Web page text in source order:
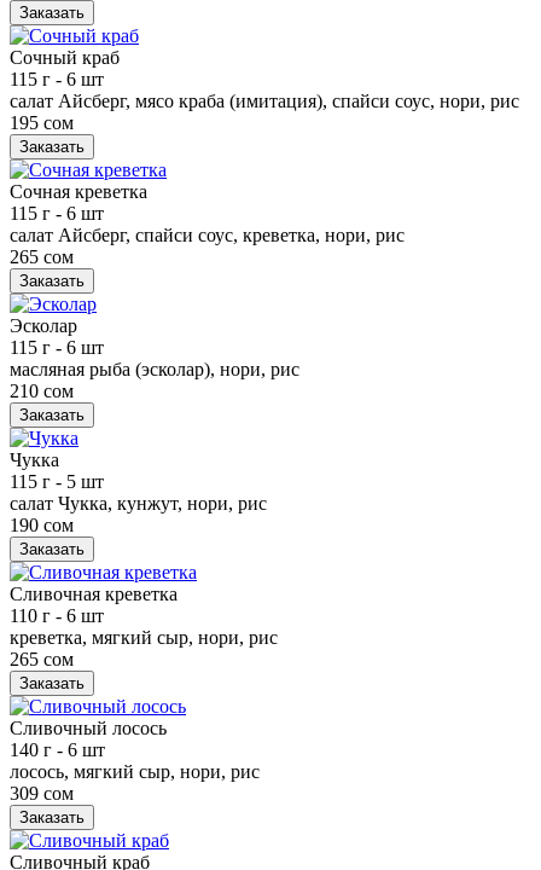
Заказать
Сочный краб
115 г - 6 шт
салат Айсберг, мясо краба (имитация), спайси соус, нори, рис
195 сом
Заказать
Сочная креветка
115 г - 6 шт
салат Айсберг, спайси соус, креветка, нори, рис
265 сом
Заказать
Эсколар
115 г - 6 шт
масляная рыба (эсколар), нори, рис
210 сом
Заказать
Чукка
115 г - 5 шт
салат Чукка, кунжут, нори, рис
190 сом
Заказать
Сливочная креветка
110 г - 6 шт
креветка, мягкий сыр, нори, рис
265 сом
Заказать
Сливочный лосось
140 г - 6 шт
лосось, мягкий сыр, нори, рис
309 сом
Заказать
Сливочный краб